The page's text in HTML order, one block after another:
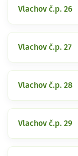
Vlachov č.p. 26
Vlachov č.p. 27
Vlachov č.p. 28
Vlachov č.p. 29